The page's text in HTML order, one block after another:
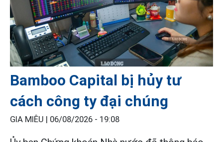
Bamboo Capital bị hủy tư
cách công ty đại chúng
GIA MIÊU | 06/08/2026 - 19:08